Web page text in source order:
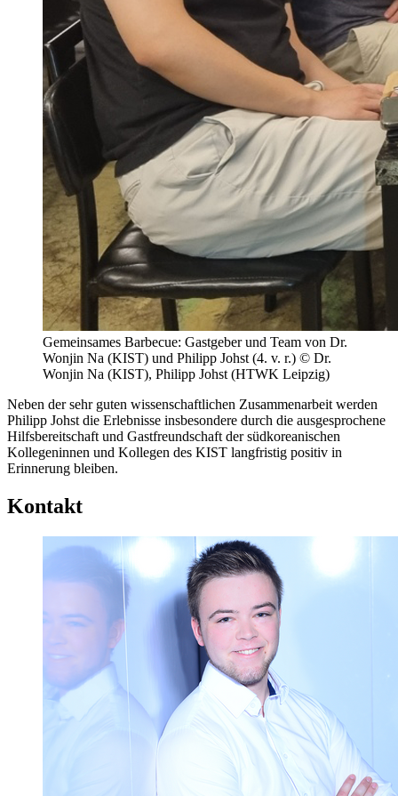
Gemeinsames Barbecue: Gastgeber und Team von Dr.
Wonjin Na (KIST) und Philipp Johst (4. v. r.) © Dr.
Wonjin Na (KIST), Philipp Johst (HTWK Leipzig)
Neben der sehr guten wissenschaftlichen Zusammenarbeit werden
Philipp Johst die Erlebnisse insbesondere durch die ausgesprochene
Hilfsbereitschaft und Gastfreundschaft der südkoreanischen
Kollegeninnen und Kollegen des KIST langfristig positiv in
Erinnerung bleiben.
Kontakt